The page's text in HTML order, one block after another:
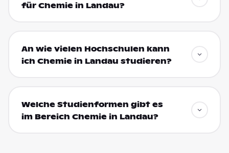
für Chemie in Landau?
An wie vielen Hochschulen kann
ich Chemie in Landau studieren?
Welche Studienformen gibt es
im Bereich Chemie in Landau?